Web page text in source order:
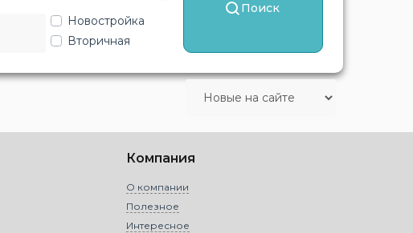
Новостройка
Вторичная
Поиск
Компания
О компании
Полезное
Интересное